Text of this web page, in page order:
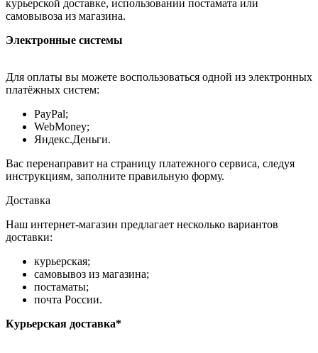
курьерской доставке, использовании постамата или
самовывоза из магазина.
Электронные системы
Для оплаты вы можете воспользоваться одной из электронных
платёжных систем:
PayPal;
WebMoney;
Яндекс.Деньги.
Вас перенаправит на страницу платежного сервиса, следуя
инструкциям, заполните правильную форму.
Доставка
Наш интернет-магазин предлагает несколько вариантов
доставки:
курьерская;
самовывоз из магазина;
постаматы;
почта России.
Курьерская доставка*